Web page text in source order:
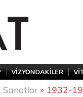
VİZYONDAKİLER
Sanatlar» 1932-